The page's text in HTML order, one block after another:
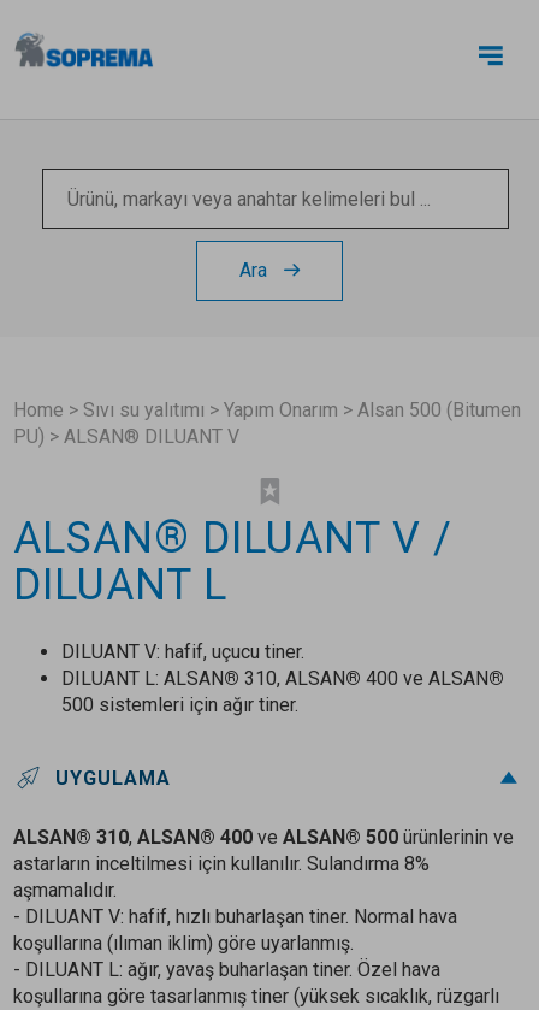
Ara
Home > Sıvı su yalıtımı >Yapım Onarım >Alsan 500 (Bitumen
PU) >ALSAN® DILUANT V
ALSAN® DILUANT V /
DILUANT L
DILUANT V: hafif, uçucu tiner.
DILUANT L: ALSAN® 310, ALSAN® 400 ve ALSAN®
500 sistemleri için ağır tiner.
UYGULAMA
ALSAN® 310,ALSAN® 400 veALSAN® 500 ürünlerinin ve
astarların inceltilmesi için kullanılır. Sulandırma 8%
aşmamalıdır.
- DILUANT V: hafif, hızlı buharlaşan tiner. Normal hava
koşullarına (ılıman iklim) göre uyarlanmış.
- DILUANT L: ağır, yavaş buharlaşan tiner. Özel hava
koşullarına göre tasarlanmış tiner (yüksek sıcaklık, rüzgarlı